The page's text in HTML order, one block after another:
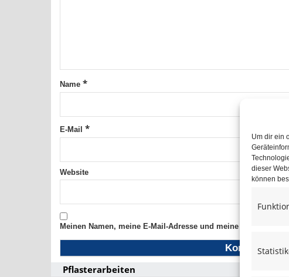
Um dir ein
dieser
können
Name *
E-Mail *
Website
Meinen Namen, meine E-Mail-Adresse und meine Website in
Pflasterarbeiten